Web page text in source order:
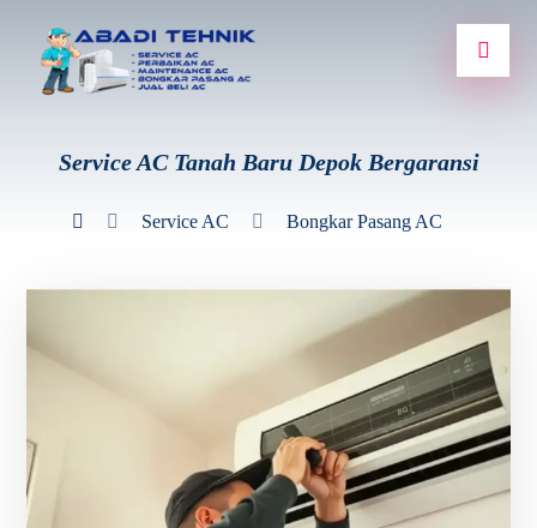
Service AC Tanah Baru Depok Bergaransi
Service AC Bongkar Pasang AC